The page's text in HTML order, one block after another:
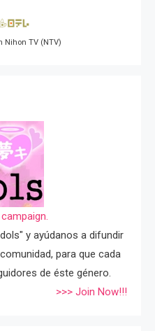
Nihon TV (NTV)
y ayúdanos a difundir
para que cada
de éste género.
>>> Join Now!!!